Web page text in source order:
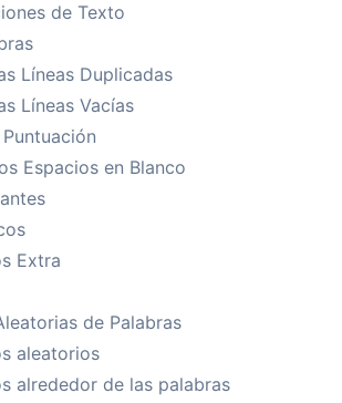
de Texto
Líneas Duplicadas
Líneas Vacías
Espacios en Blanco
Extra
de Palabras
aleatorios
alrededor de las palabras